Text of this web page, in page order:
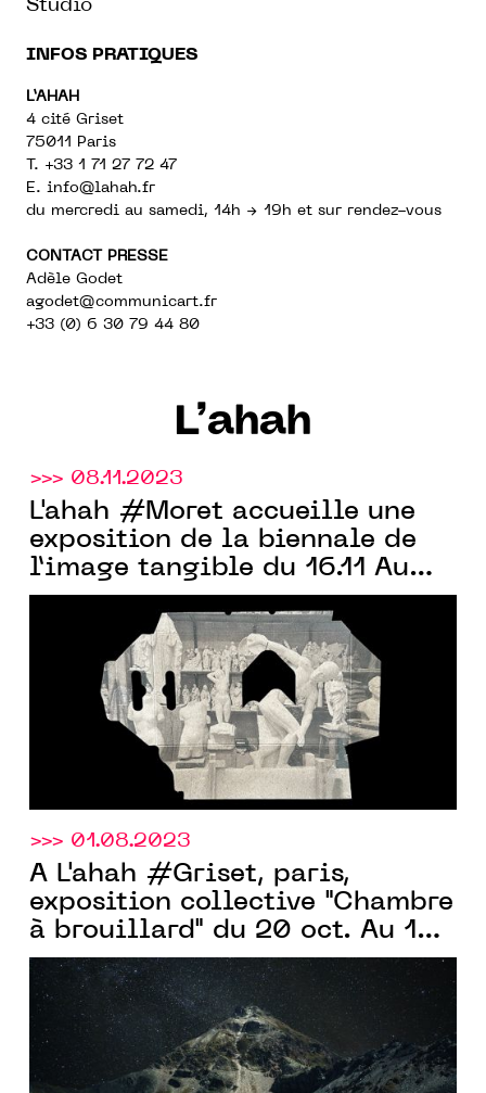
Studio
INFOS PRATIQUES
L’AHAH
4 cité Griset
75011 Paris
T. +33 1 71 27 72 47
E. info@lahah.fr
du mercredi au samedi, 14h → 19h et sur rendez-vous
CONTACT PRESSE
Adèle Godet
agodet@communicart.fr
+33 (0) 6 30 79 44 80
L’ahah
>>> 08.11.2023
L'ahah #Moret accueille une
exposition de la biennale de
l’image tangible du 16.11 Au
04.12.2023
>>> 01.08.2023
À L'ahah #Griset, paris,
exposition collective "Chambre
à brouillard" du 20 oct. Au 16
déc. 2023